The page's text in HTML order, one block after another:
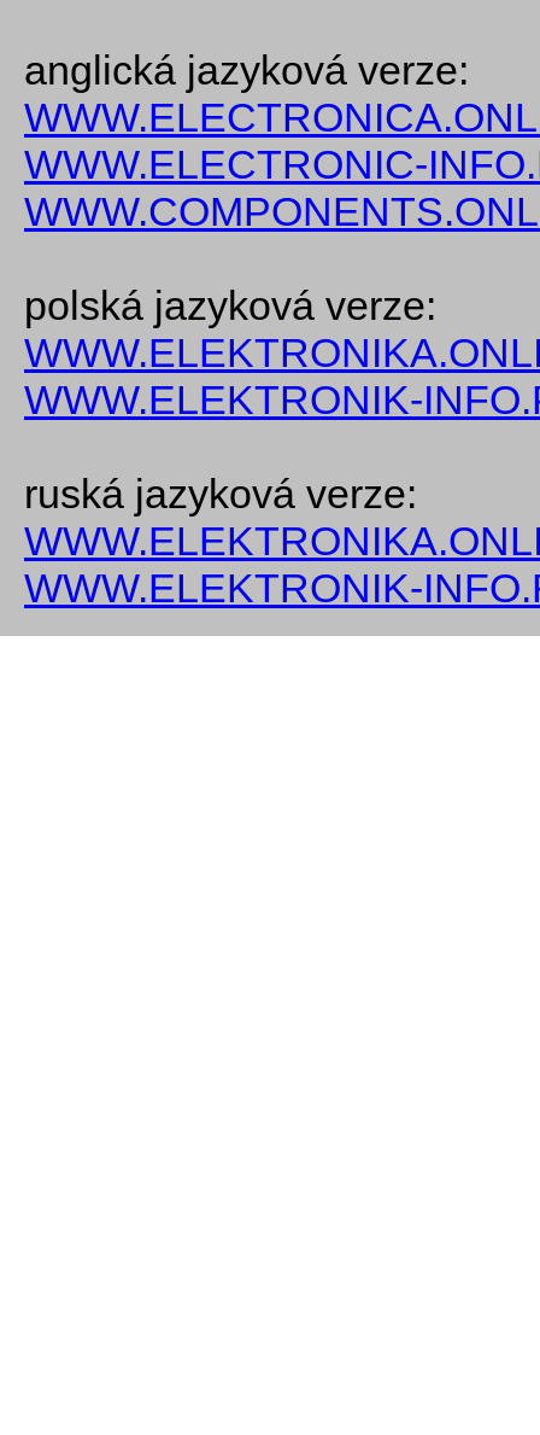
anglická jazyková verze:
WWW.ELECTRONIC-
polská jazyková verze:
WWW.ELEKTRONIK-
ruská jazyková verze:
WWW.ELEKTRONIK-